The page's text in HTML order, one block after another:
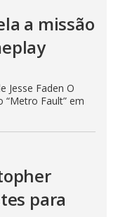
a missão
Jesse Faden O
Fault” em
para